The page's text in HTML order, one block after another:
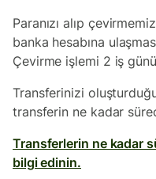
Paranızı alıp
banka hesabına
Çevirme işlemi 2 iş
Transferinizi
transferin ne kadar
Transferlerin ne kadar
bilgi edinin.